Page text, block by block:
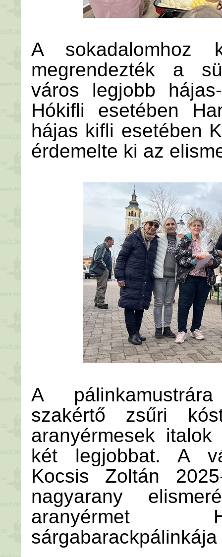
A sokadalomhoz
megrendezték a
város legjobb
Hókifli esetében
hájas kifli esetében
érdemelte ki az
A
szakértő zsűri
aranyérmesek
két legjobbat. A
Kocsis Zoltán
nagyarany
aranyérmet